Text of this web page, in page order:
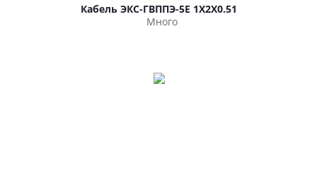
Кабель ЭКС-ГВППЭ-5Е 1Х2Х0.51
Много